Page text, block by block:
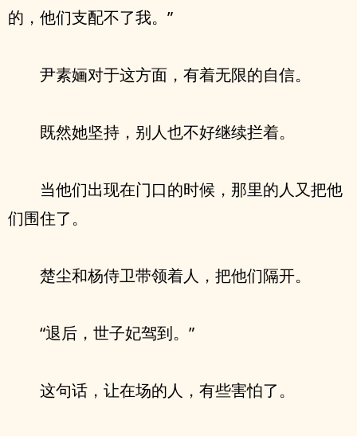
的，他们支配不了我。”
尹素婳对于这方面，有着无限的自信。
既然她坚持，别人也不好继续拦着。
当他们出现在门口的时候，那里的人又把他
们围住了。
楚尘和杨侍卫带领着人，把他们隔开。
“退后，世子妃驾到。”
这句话，让在场的人，有些害怕了。